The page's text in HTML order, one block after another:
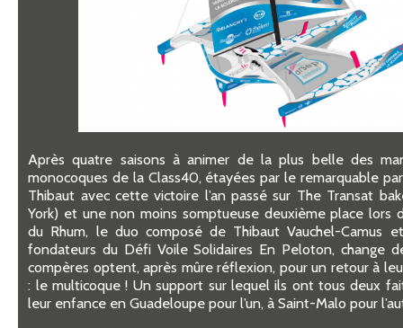
Après quatre saisons à animer de la plus belle des
monocoques de la Class40, étayées par le remarquable
Thibaut avec cette victoire l’an passé sur The Transat
York) et une non moins somptueuse deuxième place lors
du Rhum, le duo composé de Thibaut Vauchel-Camus
fondateurs du Défi Voile Solidaires En Peloton, change
compères optent, après mûre réflexion, pour un retour à
: le multicoque ! Un support sur lequel ils ont tous deux
leur enfance en Guadeloupe pour l’un, à Saint-Malo pour